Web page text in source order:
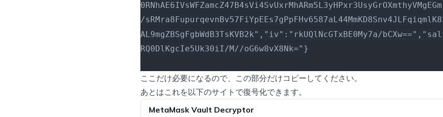
/
AL9mgZBSgFgbWdB3TsKVB2k","iv":"rkUQlNcGTxBE0My7a/
RQ0DlKgcIe5Uk30iI/M//oG6w8vX8Nk="}
ここだけ必要になるので、この部分だけコピーしてください。
あとはこれを以下のサイトで復号化できます。
MetaMask Vault Decryptor